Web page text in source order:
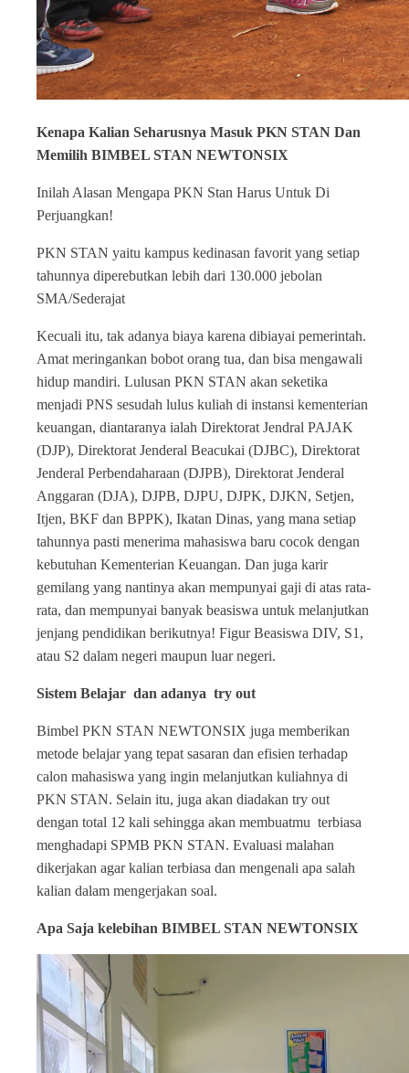
Kenapa Kalian Seharusnya Masuk PKN STAN Dan
Memilih BIMBEL STAN NEWTONSIX
Inilah Alasan Mengapa PKN Stan Harus Untuk Di
Perjuangkan!
PKN STAN yaitu kampus kedinasan favorit yang setiap
tahunnya diperebutkan lebih dari 130.000 jebolan
SMA/Sederajat
Kecuali itu, tak adanya biaya karena dibiayai pemerintah.
Amat meringankan bobot orang tua, dan bisa mengawali
hidup mandiri. Lulusan PKN STAN akan seketika
menjadi PNS sesudah lulus kuliah di instansi kementerian
keuangan, diantaranya ialah Direktorat Jendral PAJAK
(DJP), Direktorat Jenderal Beacukai (DJBC), Direktorat
Jenderal Perbendaharaan (DJPB), Direktorat Jenderal
Anggaran (DJA), DJPB, DJPU, DJPK, DJKN, Setjen,
Itjen, BKF dan BPPK), Ikatan Dinas, yang mana setiap
tahunnya pasti menerima mahasiswa baru cocok dengan
kebutuhan Kementerian Keuangan. Dan juga karir
gemilang yang nantinya akan mempunyai gaji di atas rata-
rata, dan mempunyai banyak beasiswa untuk melanjutkan
jenjang pendidikan berikutnya! Figur Beasiswa DIV, S1,
atau S2 dalam negeri maupun luar negeri.
Sistem Belajar dan adanya try out
Bimbel PKN STAN NEWTONSIX juga memberikan
metode belajar yang tepat sasaran dan efisien terhadap
calon mahasiswa yang ingin melanjutkan kuliahnya di
PKN STAN. Selain itu, juga akan diadakan try out
dengan total 12 kali sehingga akan membuatmu terbiasa
menghadapi SPMB PKN STAN. Evaluasi malahan
dikerjakan agar kalian terbiasa dan mengenali apa salah
kalian dalam mengerjakan soal.
Apa Saja kelebihan BIMBEL STAN NEWTONSIX